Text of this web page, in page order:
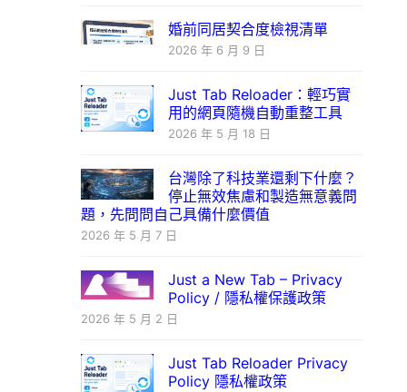
婚前同居契合度檢視清單
2026 年 6 月 9 日
Just Tab Reloader：輕巧實
用的網頁隨機自動重整工具
2026 年 5 月 18 日
台灣除了科技業還剩下什麼？
停止無效焦慮和製造無意義問
題，先問問自己具備什麼價值
2026 年 5 月 7 日
Just a New Tab – Privacy
Policy / 隱私權保護政策
2026 年 5 月 2 日
Just Tab Reloader Privacy
Policy 隱私權政策